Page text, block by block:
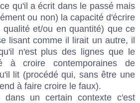
qu'il a écrit dans le passé mais
ou non) la capacité d'écrire
et/ou en quantité) que ce
lisant comme il lirait un autre, il
n'est plus des lignes que le
à croire contemporaines de
lit (procédé qui, sans être une
à faire croire le faux).
un certain contexte c'est